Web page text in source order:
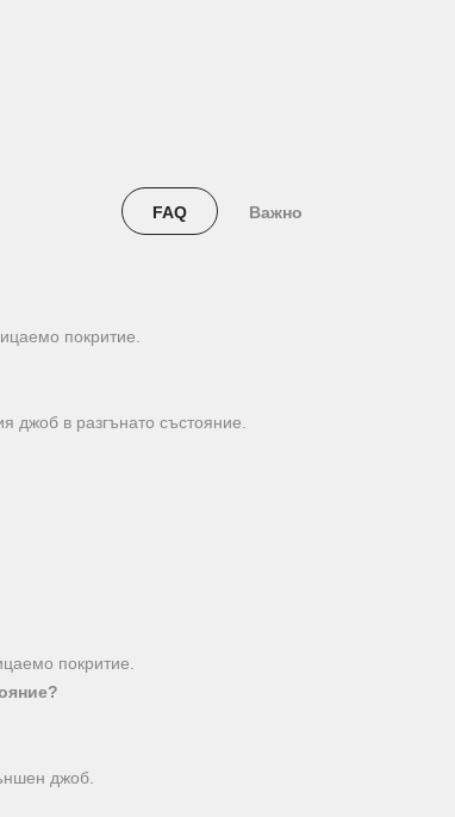
FAQ Важно
покритие.
джоб в разгънато състояние.
покритие.
джоб.